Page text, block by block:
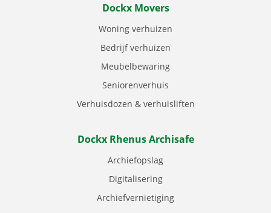
Dockx Movers
Woning verhuizen
Bedrijf verhuizen
Meubelbewaring
Seniorenverhuis
Verhuisdozen & verhuisliften
Dockx Rhenus Archisafe
Archiefopslag
Digitalisering
Archiefvernietiging